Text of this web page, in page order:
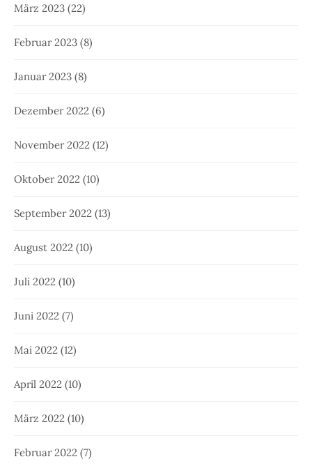
März 2023 (22)
Februar 2023 (8)
Januar 2023 (8)
Dezember 2022 (6)
November 2022 (12)
Oktober 2022 (10)
September 2022 (13)
August 2022 (10)
Juli 2022 (10)
Juni 2022 (7)
Mai 2022 (12)
April 2022 (10)
März 2022 (10)
Februar 2022 (7)